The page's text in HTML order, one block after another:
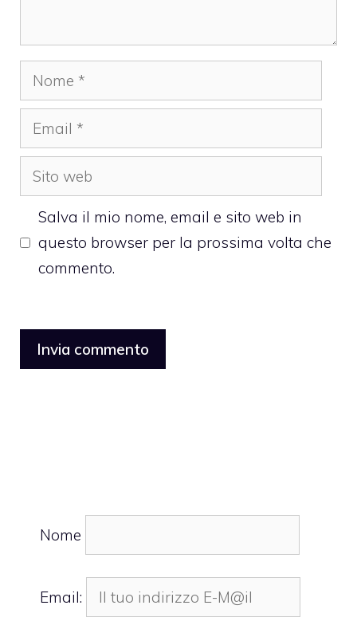
Nome
Email
Sito
web
Salva il mio nome, email e sito web in
questo browser per la prossima volta che
commento.
Nome
Email: